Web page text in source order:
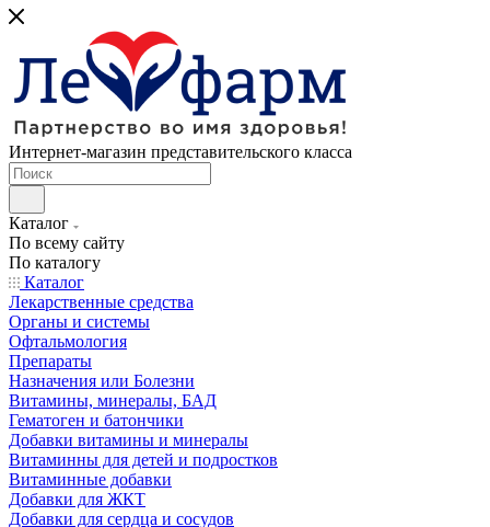
Интернет-магазин представительского класса
Каталог
По всему сайту
По каталогу
Каталог
Лекарственные средства
Органы и системы
Офтальмология
Препараты
Назначения или Болезни
Витамины, минералы, БАД
Гематоген и батончики
Добавки витамины и минералы
Витаминны для детей и подростков
Витаминные добавки
Добавки для ЖКТ
Добавки для сердца и сосудов